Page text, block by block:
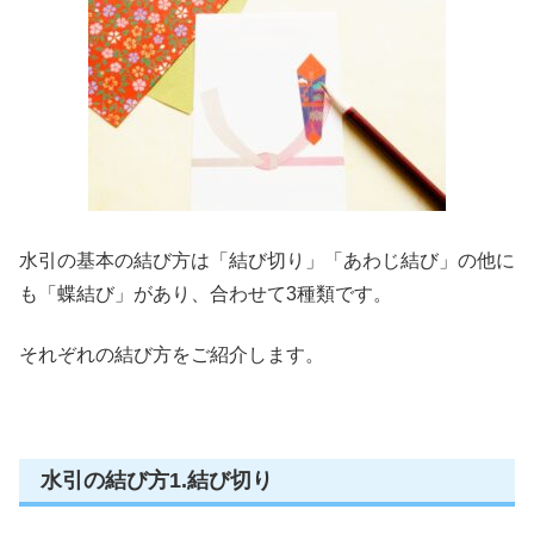
水引の基本の結び方は「結び切り」「あわじ結び」の他に
も「蝶結び」があり、合わせて3種類です。
それぞれの結び方をご紹介します。
水引の結び方1.結び切り